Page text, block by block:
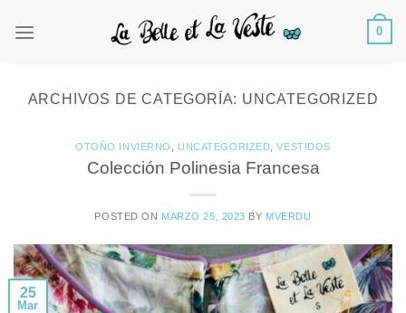
0
ARCHIVOS DE CATEGORÍA: UNCATEGORIZED
OTOÑO INVIERNO UNCATEGORIZED ,VESTIDOS
Colección Polinesia Francesa
POSTED ON MARZO 25, 2023 BY MVERDU
25
Mar